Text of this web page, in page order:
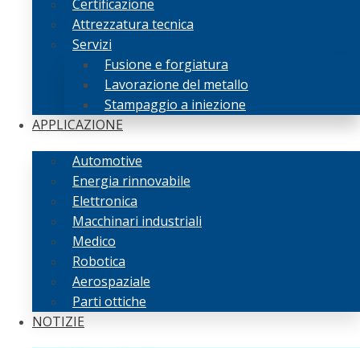
Certificazione
Attrezzatura tecnica
Servizi
Fusione e forgiatura
Lavorazione del metallo
Stampaggio a iniezione
APPLICAZIONE
Automotive
Energia rinnovabile
Elettronica
Macchinari industriali
Medico
Robotica
Aerospaziale
Parti ottiche
NOTIZIE